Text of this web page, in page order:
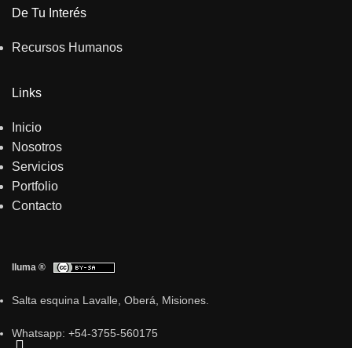
De Tu Interés
Recursos Humanos
Links
Inicio
Nosotros
Servicios
Portfolio
Contacto
Iluma ®
Salta esquina Lavalle, Oberá, Misiones.
Whatsapp: +54-3755-560175
Usamos Cookies para mejorar tu experiencia de navegación.